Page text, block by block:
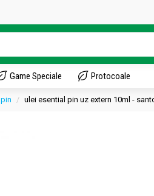
Game Speciale Protocoale
pin ulei esential pin uz extern 10ml -